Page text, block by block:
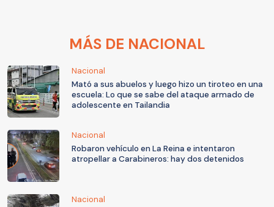
MÁS DE NACIONAL
Nacional
Mató a sus abuelos y luego hizo un tiroteo en una
escuela: Lo que se sabe del ataque armado de
adolescente en Tailandia
Nacional
Robaron vehículo en La Reina e intentaron
atropellar a Carabineros: hay dos detenidos
Nacional